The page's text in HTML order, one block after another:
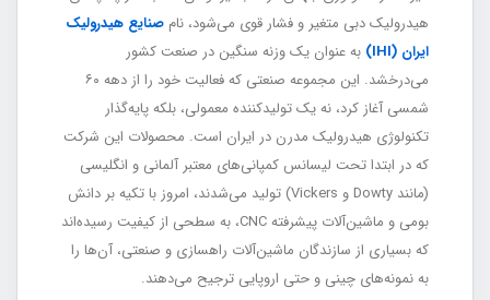
هیدرولیک دبی متغیر و فشار قوی می‌شود، نام صنایع هیدرولیک
ایران (IHI)
به عنوان یک وزنه سنگین در صنعت کشور
می‌درخشد. این مجموعه صنعتی که فعالیت خود را از دهه ۶۰
شمسی آغاز کرد، نه یک تولیدکننده معمولی، بلکه پایه‌گذار
تکنولوژی هیدرولیک مدرن در ایران است. محصولات این شرکت
که در ابتدا تحت لیسانس کمپانی‌های معتبر آلمانی و انگلیسی
(مانند Dowty و Vickers) تولید می‌شدند، امروز با تکیه بر دانش
بومی و ماشین‌آلات پیشرفته CNC، به سطحی از کیفیت رسیده‌اند
که بسیاری از سازندگان ماشین‌آلات راهسازی و صنعتی، آن‌ها را
به نمونه‌های چینی و حتی اروپایی ترجیح می‌دهند.